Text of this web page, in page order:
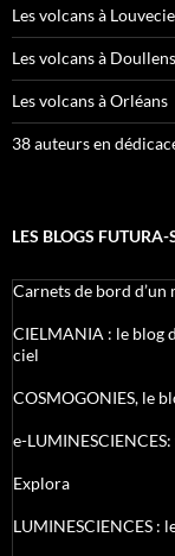
Les volcans à
Les volcans à Doullens
Les volcans à Orléans
38 auteurs en
LES BLOGS FUTURA-
Carnets de bord d’un
CIELMANIA : le blog
ciel
COSMOGONIES, le
e-
Explora
LUMINESCIENCES :